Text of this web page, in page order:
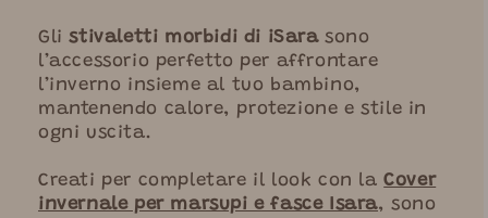
Glistivaletti morbidi di iSarasono
l’accessorio perfetto per affrontare
l’inverno insieme al tuo bambino,
mantenendo calore, protezione e stile in
ogni uscita.
Creati per completare il look con laCover
invernale per marsupi e fasce Isara, sono